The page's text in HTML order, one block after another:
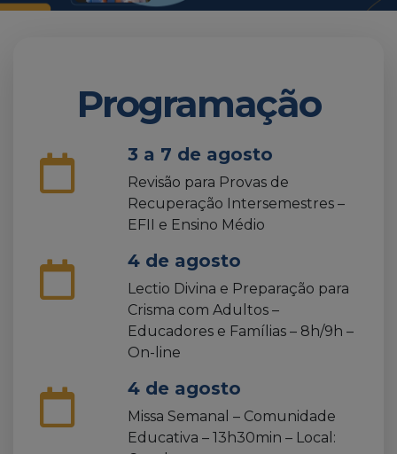
Programação
3 a 7 de agosto
Revisão para Provas de
Recuperação Intersemestres –
EFII e Ensino Médio
4 de agosto
Lectio Divina e Preparação para
Crisma com Adultos –
Educadores e Famílias – 8h/9h –
On-line
4 de agosto
Missa Semanal – Comunidade
Educativa – 13h30min – Local: